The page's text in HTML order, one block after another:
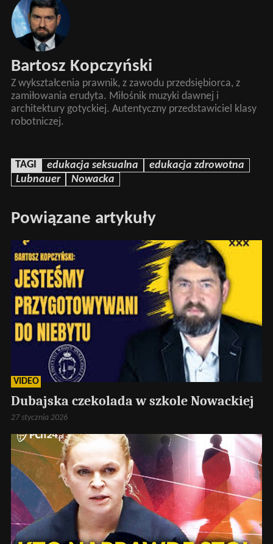
Bartosz Kopczyński
Z wykształcenia prawnik, z zawodu przedsiębiorca, z
zamiłowania erudyta. Miłośnik muzyki dawnej i
architektury gotyckiej. Autentyczny przedstawiciel klasy
robotniczej.
TAGI edukacja seksualna
edukacja zdrowotna
Lubnauer
Nowacka
Powiązane artykuły
VIDEO
Dubajska czekolada w szkole Nowackiej
27 stycznia 2026